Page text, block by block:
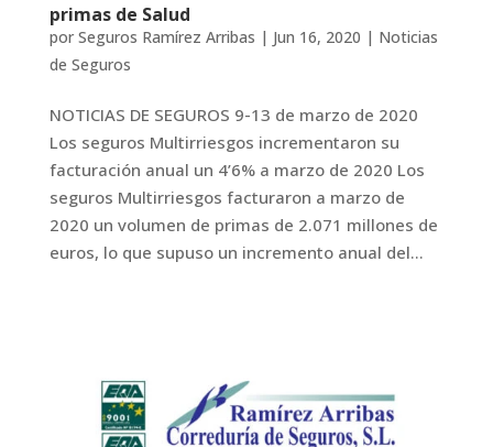
primas de Salud
por Seguros Ramírez Arribas | Jun 16, 2020 | Noticias
de Seguros
NOTICIAS DE SEGUROS 9-13 de marzo de 2020
Los seguros Multirriesgos incrementaron su
facturación anual un 4’6% a marzo de 2020 Los
seguros Multirriesgos facturaron a marzo de
2020 un volumen de primas de 2.071 millones de
euros, lo que supuso un incremento anual del...